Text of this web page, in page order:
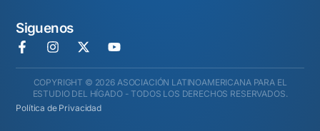
Siguenos
COPYRIGHT © 2026 ASOCIACIÓN LATINOAMERICANA PARA EL
ESTUDIO DEL HÍGADO - TODOS LOS DERECHOS RESERVADOS.
Política de Privacidad